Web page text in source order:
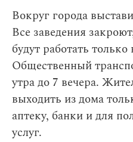
Вокруг города
Все заведения
будут работать только
Общественный
утра до 7 вечера.
выходить из дома
аптеку, банки и для
услуг.